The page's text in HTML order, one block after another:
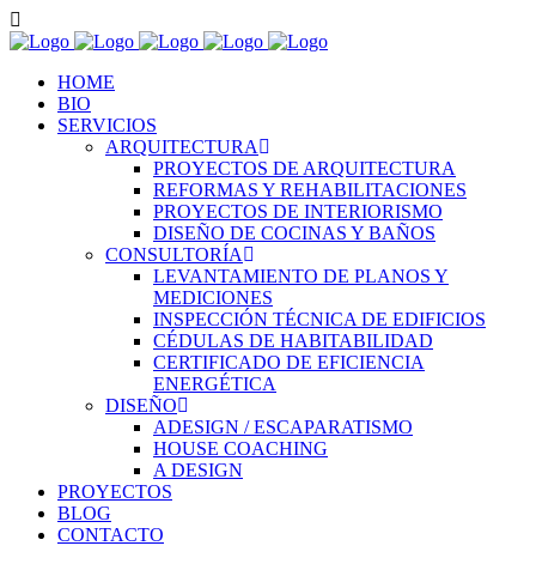
HOME
BIO
SERVICIOS
ARQUITECTURA
PROYECTOS DE ARQUITECTURA
REFORMAS Y REHABILITACIONES
PROYECTOS DE INTERIORISMO
DISEÑO DE COCINAS Y BAÑOS
CONSULTORÍA
LEVANTAMIENTO DE PLANOS Y
MEDICIONES
INSPECCIÓN TÉCNICA DE EDIFICIOS
CÉDULAS DE HABITABILIDAD
CERTIFICADO DE EFICIENCIA
ENERGÉTICA
DISEÑO
ADESIGN / ESCAPARATISMO
HOUSE COACHING
A DESIGN
PROYECTOS
BLOG
CONTACTO